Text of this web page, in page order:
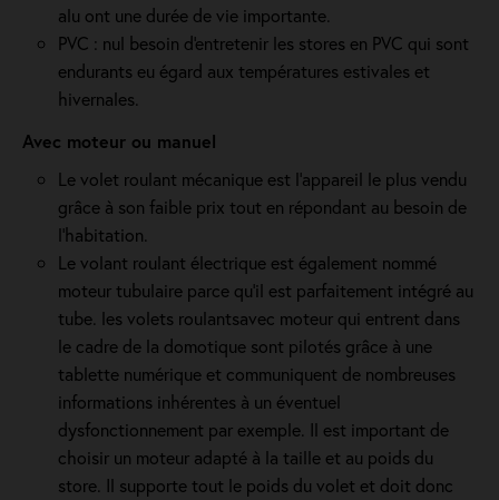
alu ont une durée de vie importante.
PVC : nul besoin d'entretenir les stores en PVC qui sont
endurants eu égard aux températures estivales et
hivernales.
Avec moteur ou manuel
Le volet roulant mécanique est l'appareil le plus vendu
grâce à son faible prix tout en répondant au besoin de
l'habitation.
Le volant roulant électrique est également nommé
moteur tubulaire parce qu'il est parfaitement intégré au
tube. les volets roulantsavec moteur qui entrent dans
le cadre de la domotique sont pilotés grâce à une
tablette numérique et communiquent de nombreuses
informations inhérentes à un éventuel
dysfonctionnement par exemple. Il est important de
choisir un moteur adapté à la taille et au poids du
store. Il supporte tout le poids du volet et doit donc